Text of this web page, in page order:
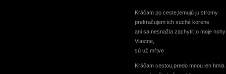
Kráčam po ceste,lemujú ju stromy
prekračujem ich suché korene
ani sa nesnažia zachytiť o moje nohy
Vlastne,
sú už mŕtve
Kráčam cestou,predo mnou len hmla